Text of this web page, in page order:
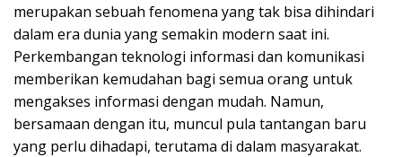
merupakan sebuah fenomena yang tak bisa dihindari
dalam era dunia yang semakin modern saat ini.
Perkembangan teknologi informasi dan komunikasi
memberikan kemudahan bagi semua orang untuk
mengakses informasi dengan mudah. Namun,
bersamaan dengan itu, muncul pula tantangan baru
yang perlu dihadapi, terutama di dalam masyarakat.